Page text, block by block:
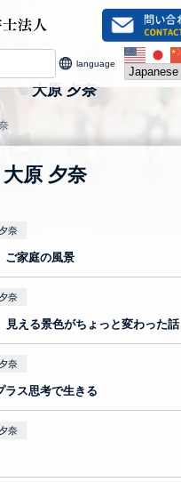
language
大原 夕奈
大原 夕奈
奈
ご家庭の風景
奈
見える景色がちょっと変わった話
奈
ラス思考で生きる
奈